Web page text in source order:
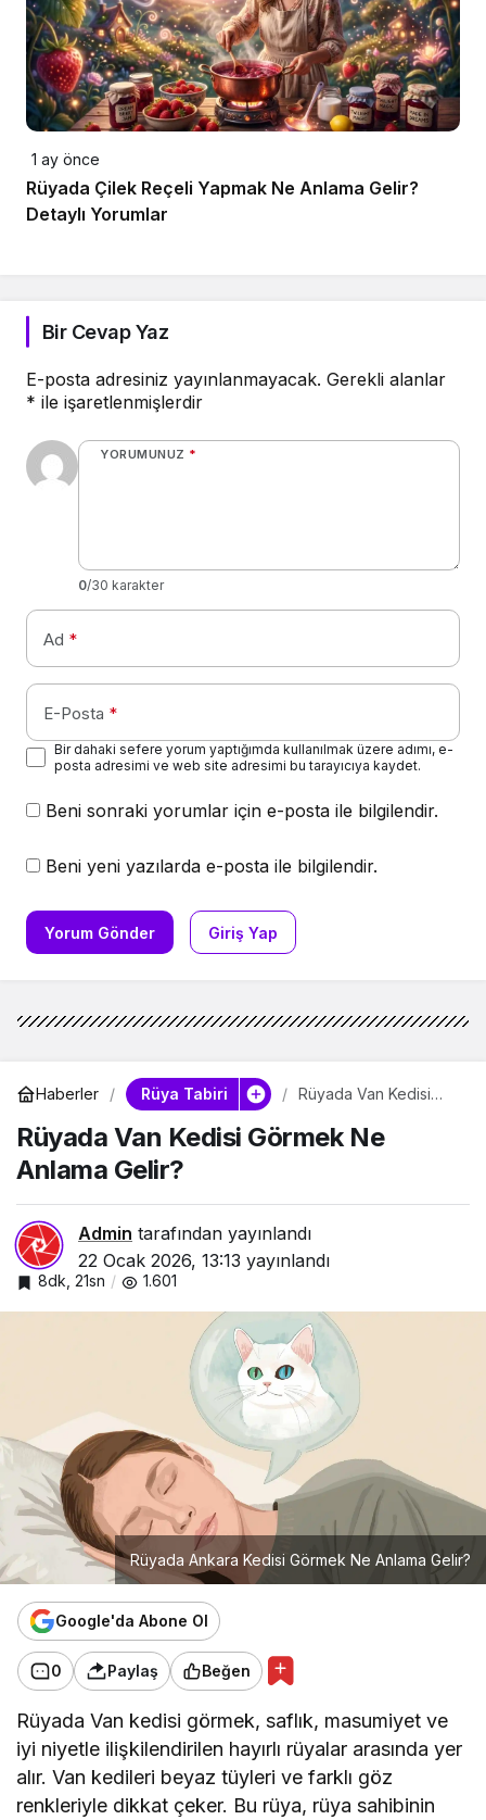
1 ay önce
Rüyada Çilek Reçeli Yapmak Ne Anlama Gelir?
Detaylı Yorumlar
Bir Cevap Yaz
E-posta adresiniz yayınlanmayacak. Gerekli alanlar
* ile işaretlenmişlerdir
YORUMUNUZ *
0/30 karakter
Ad *
E-Posta *
Bir dahaki sefere yorum yaptığımda kullanılmak üzere adımı, e-
posta adresimi ve web site adresimi bu tarayıcıya kaydet.
Beni sonraki yorumlar için e-posta ile bilgilendir.
Beni yeni yazılarda e-posta ile bilgilendir.
Yorum Gönder Giriş Yap
Haberler Rüya Tabiri
Rüyada Van Kedisi
Gelir?
Rüyada Van Kedisi Görmek Ne
Anlama Gelir?
Admin tarafından yayınlandı
22 Ocak 2026, 13:13 yayınlandı
8dk, 21sn 1.601
Rüyada Ankara Kedisi Görmek Ne Anlama Gelir?
Google'da Abone Ol
0 Paylaş Beğen
Rüyada Van kedisi görmek, saflık, masumiyet ve
iyi niyetle ilişkilendirilen hayırlı rüyalar arasında yer
alır. Van kedileri beyaz tüyleri ve farklı göz
renkleriyle dikkat çeker. Bu rüya, rüya sahibinin